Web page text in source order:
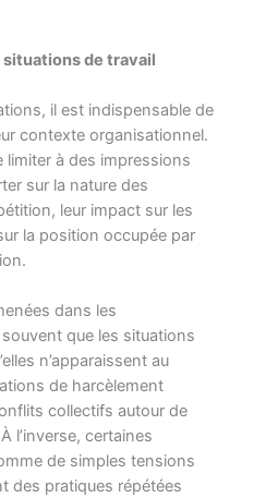
situations de travail
il est indispensable de
contexte organisationnel.
limiter à des impressions
sur la nature des
leur impact sur les
la position occupée par
dans les
que les situations
n’apparaissent au
de harcèlement
collectifs autour de
l’inverse, certaines
de simples tensions
des pratiques répétées